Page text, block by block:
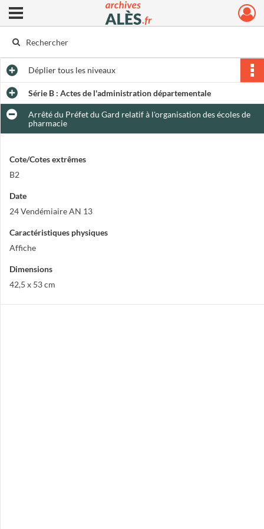
Archives municipales d'Alès
Ouvrir le menu déroulant
Dépliertous les niveaux
Série B : Actes de l'administration départementale
Arrêté du Préfet du Gard relatif à l'organisation des écoles de
pharmacie
Cote/Cotes extrêmes
B2
Date
24 Vendémiaire AN 13
Caractéristiques physiques
Affiche
Dimensions
42,5 x 53 cm